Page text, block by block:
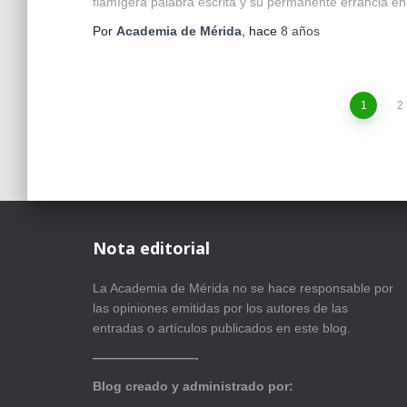
Por Academia de Mérida , hace 8 años
1 2
Nota editorial
La Academia de Mérida no se hace responsable por
las opiniones emitidas por los autores de las
entradas o artículos publicados en este blog.
————————-
Blog creado y administrado por: